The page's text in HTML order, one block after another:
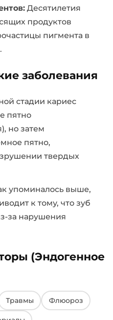
Десятилетия
продуктов
пигмента в
заболевания
стадии кариес
пятно
но затем
пятно,
твердых
упоминалось выше,
к тому, что зуб
за нарушения
(Эндогенное
Травмы Флюороз